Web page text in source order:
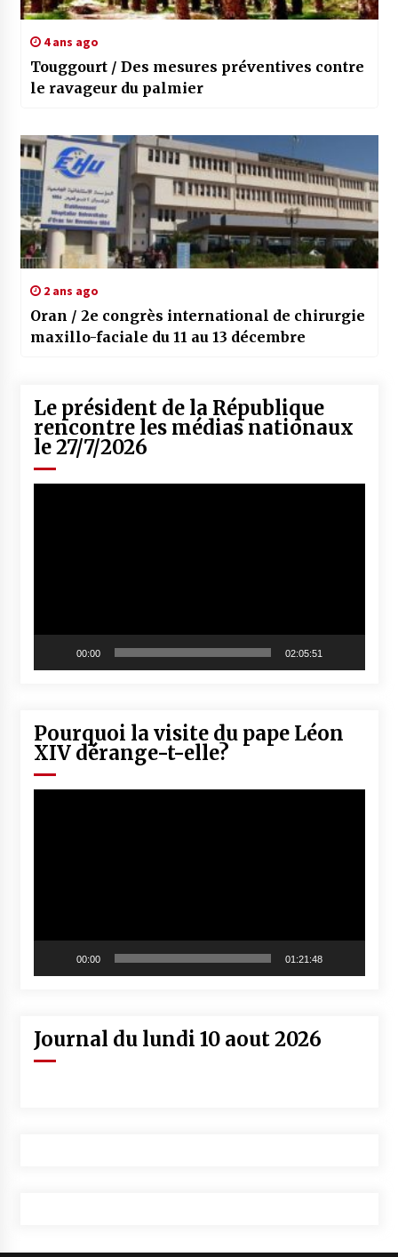
4 ans ago
Touggourt / Des mesures préventives contre
le ravageur du palmier
2 ans ago
Oran / 2e congrès international de chirurgie
maxillo-faciale du 11 au 13 décembre
Le président de la République
rencontre les médias nationaux
le 27/7/2026
00:00 02:05:51
Pourquoi la visite du pape Léon
XIV dérange-t-elle?
00:00 01:21:48
Journal du lundi 10 aout 2026